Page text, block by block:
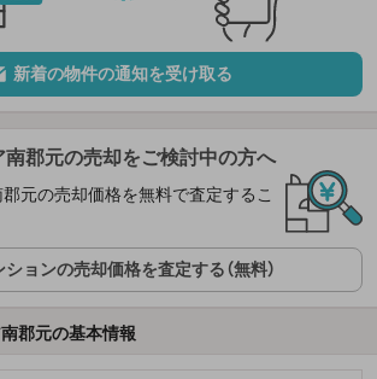
新着の物件の通知を受け取る
南郡元の売却をご検討中の方へ
元の売却価格を無料で査定するこ
ョンの売却価格を査定する（無料）
郡元の基本情報